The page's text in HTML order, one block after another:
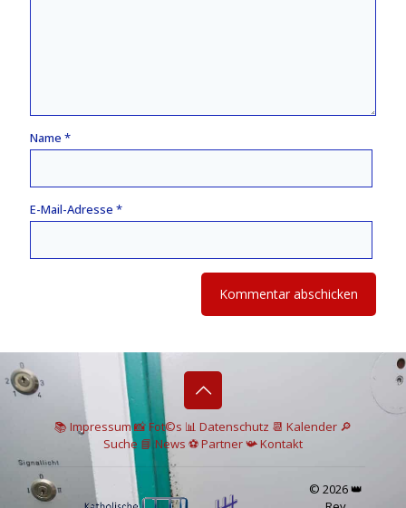
Name *
E-Mail-Adresse *
📚 Impressum📸Fot©s 📊 Datenschutz 📆 Kalender 🔎
Suche 📘 News ⚽Partner📯Kontakt
© 2026 👑